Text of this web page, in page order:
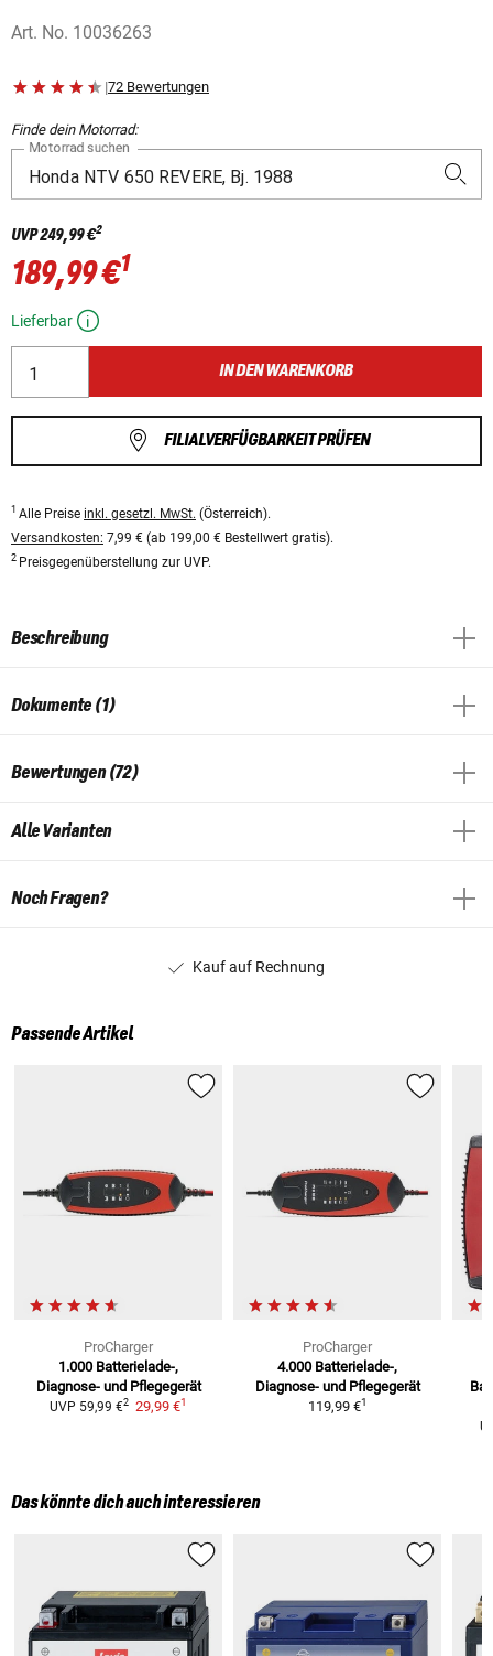
Art. No. 10036263
|72 Bewertungen
Finde dein Motorrad:
Motorrad suchen
UVP249,99 €2
189,99 €1
Lieferbar
IN DEN WARENKORB
FILIALVERFÜGBARKEIT PRÜFEN
1 Alle Preise inkl. gesetzl. MwSt. (Österreich).
Versandkosten: 7,99 € (ab 199,00 € Bestellwert gratis).
2 Preisgegenüberstellung zur UVP.
Beschreibung
Dokumente (1)
Bewertungen (72)
Alle Varianten
Noch Fragen?
Kauf auf Rechnung
Passende Artikel
ProCharger
1.000 Batterielade-,
Diagnose- und Pflegegerät
UVP 59,99 €2 29,99 €1
ProCharger
4.000 Batterielade-,
Diagnose- und Pflegegerät
119,99 €1
Das könnte dich auch interessieren